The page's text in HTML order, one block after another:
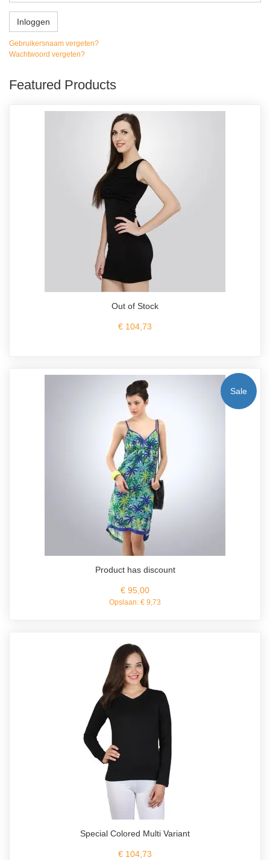
Inloggen
Gebruikersnaam vergeten?
Wachtwoord vergeten?
Featured Products
Out of Stock
€ 104,73
Sale
Product has discount
€ 95,00
Opslaan: € 9,73
Special Colored Multi Variant
€ 104,73